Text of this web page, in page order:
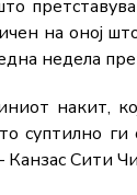
на оној
недела
накит,
суптилно
Канзас Сити